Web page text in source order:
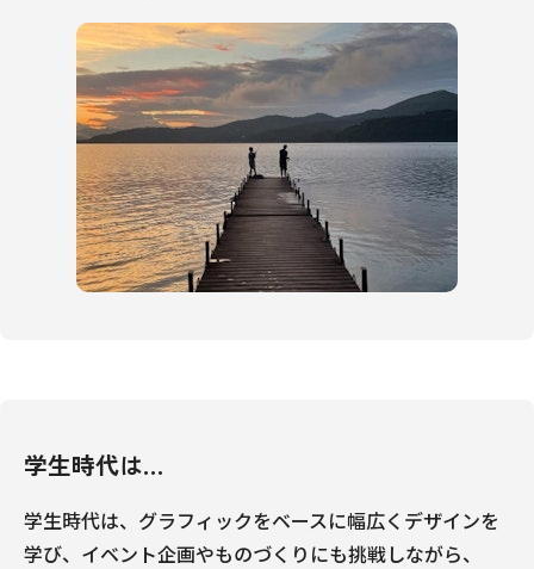
学生時代は…
学生時代は、グラフィックをベースに幅広くデザインを
学び、イベント企画やものづくりにも挑戦しながら、